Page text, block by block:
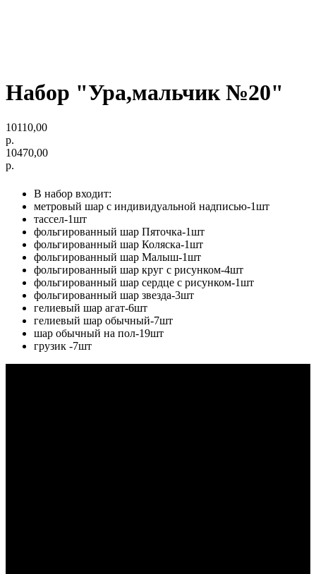
Набор "Ура,мальчик №20"
10110,00
р.
10470,00
р.
В набор входит:
метровый шар с индивидуальной надписью-1шт
тассел-1шт
фольгированный шар Пяточка-1шт
фольгированный шар Коляска-1шт
фольгированный шар Малыш-1шт
фольгированный шар круг с рисунком-4шт
фольгированный шар сердце с рисунком-1шт
фольгированный шар звезда-3шт
гелиевый шар агат-6шт
гелиевый шар обычный-7шт
шар обычный на пол-19шт
грузик -7шт